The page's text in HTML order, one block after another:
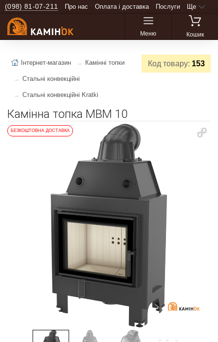
(098) 81-07-211 Про нас Оплата і доставка Послуги Ще
Меню Кошик
Код товару: 153
Інтернет-магазин Камінні топки
Стальні конвекційні
Стальні конвекційні Kratki
Камінна топка MBM 10
БЕЗКОШТОВНА ДОСТАВКА